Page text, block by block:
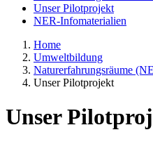
Unser Pilotprojekt
NER-Infomaterialien
Home
Umweltbildung
Naturerfahrungsräume
Unser Pilotprojekt
Unser